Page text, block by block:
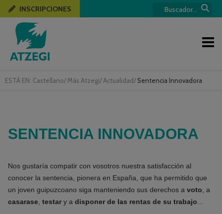
ESTÁ EN: Castellano/ Más Atzegi/ Actualidad/ Sentencia Innovadora
INSCRIPCIONES
SENTENCIA INNOVADORA
Nos gustaría compatir con vosotros nuestra satisfacción al
conocer la sentencia, pionera en España, que ha permitido que
un joven guipuzcoano siga manteniendo sus derechos a voto , a
casarase testar y a disponer de las rentas de su trabajo